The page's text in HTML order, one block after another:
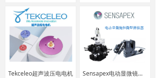
Tekceleo超声波压电电机 Sensapex电动显微镜和微型操纵器